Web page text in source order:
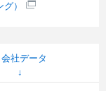
）
会社データ